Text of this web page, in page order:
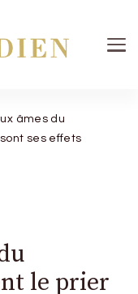
âmes du
ses effets
le prier